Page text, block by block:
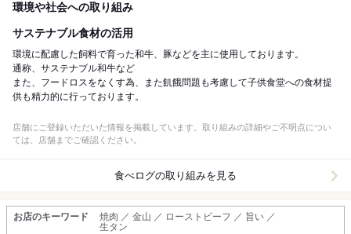
環境や社会への取り組み
サステナブル食材の活用
環境に配慮した飼料で育った和牛、豚などを主に使用しております。
通称、サステナブル和牛など
また、フードロスをなくす為、また飢餓問題も考慮して子供食堂への食材提
供も精力的に行っております。
店舗にご登録いただいた情報を掲載しています。取り組みの詳細やご不明点につい
ては、店舗までご確認ください。
食べログの取り組みを見る
お店のキーワード
焼肉 ／ 金山 ／ ローストビーフ ／ 旨い ／
生タン